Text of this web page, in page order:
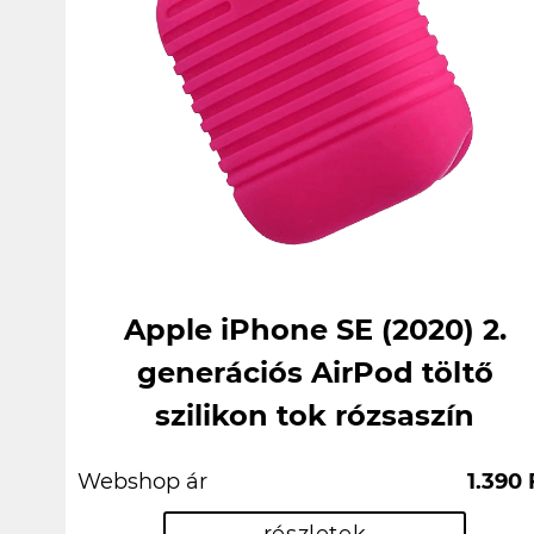
Apple iPhone SE (2020) 2.
generációs AirPod töltő
szilikon tok rózsaszín
Webshop ár
1.390